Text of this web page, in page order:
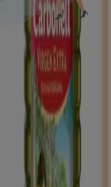
Zaragoza
Alicante
Murcia
Valladolid